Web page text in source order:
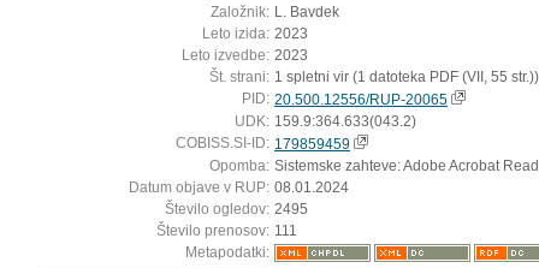
Založnik: L. Bavdek
Leto izida: 2023
Leto izvedbe: 2023
Št. strani: 1 spletni vir (1 datoteka PDF (VII, 55 str.))
PID: 20.500.12556/RUP-20065
UDK: 159.9:364.633(043.2)
COBISS.SI-ID: 179859459
Opomba: Sistemske zahteve: Adobe Acrobat
Datum objave v RUP: 08.01.2024
Število ogledov: 2495
Število prenosov: 111
Metapodatki: